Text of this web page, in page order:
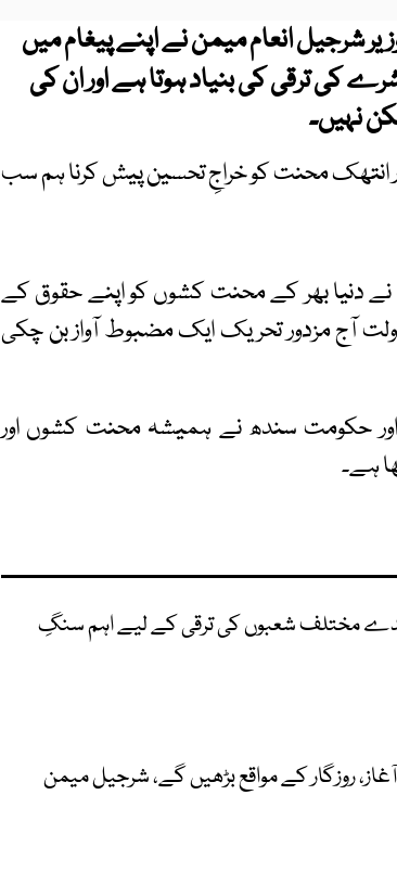
شرجیل انعام میمن نے اپنے پیغام میں
ترقی کی بنیاد ہوتا ہے اور ان کی
نہیں۔
انتھک محنت کو خراجِ تحسین پیش کرنا ہم سب
نے دنیا بھر کے محنت کشوں کو اپنے حقوق کے
آج مزدور تحریک ایک مضبوط آواز بن چکی
اور حکومت سندھ نے ہمیشہ محنت کشوں اور
ہے۔
مختلف شعبوں کی ترقی کے لیے اہم سنگِ
روزگار کے مواقع بڑھیں گے، شرجیل میمن